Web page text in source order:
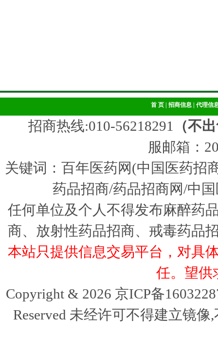
首 页 |招商信息 代理信
招商热线:010-56218291
（不
服邮箱：
关键词：百年医药网(中国医药招
药品招商/药品招商网/中
任何单位及个人不得发布麻醉药
商、放射性药品招商、戒毒药品
本站只提供信息交易平台，对具
任。望供
Copyright & 2026 京ICP备
Reserved 未经许可不得建立镜